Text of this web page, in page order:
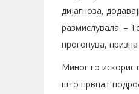
дијагноза,
размислувала. –
прогонува,
Миног го
што првпат